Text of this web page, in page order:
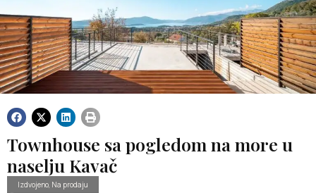
Townhouse sa pogledom na more u
naselju Kavač
Izdvojeno, Na prodaju